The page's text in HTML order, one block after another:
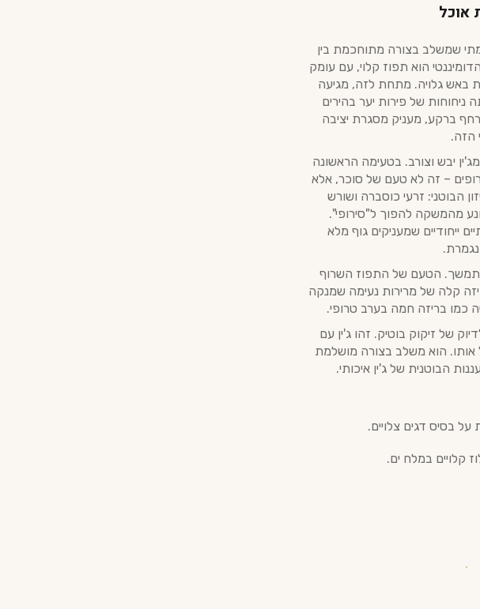
אוכל
שמשלב בצורה מתוחכמת בין
הוא תפוז קלוי, עם עומק
באש גלויה. מתחת לזה, מגיעה
של פירות יער בהירים
ברקע, מעניק מסגרת יציבה
הזה.
יבש וצורב. בטעימה הראשונה
– זה לא טעם של סוכר, אלא
הבוטני: זרעי כוסברה ושורש
מהמשקה להפוך ל"סירופי".
ייחודיים שמעניקים גוף מלא
הטעם של התפוז השרוף
קלה של מרירות נעימה שמנקה
כמו בריזה חמה בערב טרופי.
של זיקוק בוטיק. זהו ג'ין עם
אותו. הוא משלב בצורה מושלמת
הבוטנית של ג'ין איכותי.
על בסיס דגים צלויים.
קלויים במלח ים.